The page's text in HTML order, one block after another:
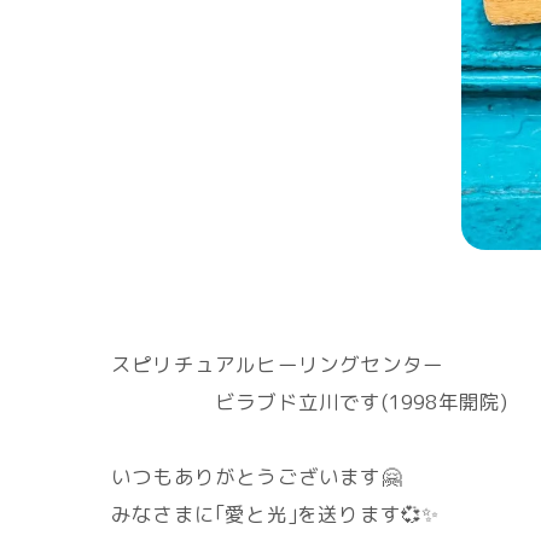
スピリチュアルヒーリングセンター
ビラブド立川です(1998年開院)
いつもありがとうございます🤗
みなさまに｢愛と光｣を送ります